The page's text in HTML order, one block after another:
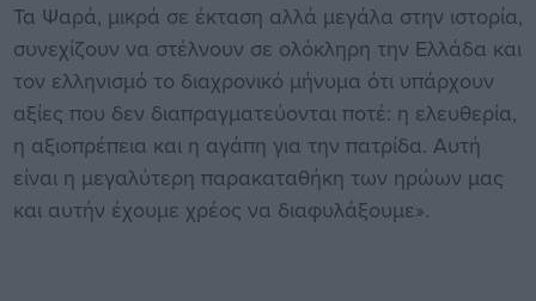
Τα Ψαρά, μικρά σε έκταση αλλά μεγάλα στην ιστορία,
συνεχίζουν να στέλνουν σε ολόκληρη την Ελλάδα και
τον ελληνισμό το διαχρονικό μήνυμα ότι υπάρχουν
αξίες που δεν διαπραγματεύονται ποτέ: η ελευθερία,
η αξιοπρέπεια και η αγάπη για την πατρίδα. Αυτή
είναι η μεγαλύτερη παρακαταθήκη των ηρώων μας
και αυτήν έχουμε χρέος να διαφυλάξουμε».